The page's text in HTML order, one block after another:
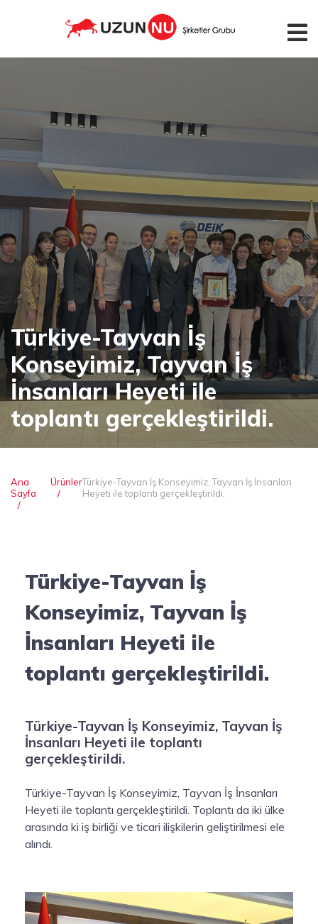
Türkiye-Tayvan İş
Konseyimiz, Tayvan İş
İnsanları Heyeti ile
toplantı gerçekleştirildi.
Ana
Sayfa
ÜrünlerTürkiye-Tayvan İş Konseyimiz, Tayvan İş İnsanları
Heyeti ile toplantı gerçekleştirildi.
Türkiye-Tayvan İş
Konseyimiz, Tayvan İş
İnsanları Heyeti ile
toplantı gerçekleştirildi.
Türkiye-Tayvan İş Konseyimiz, Tayvan İş
İnsanları Heyeti ile toplantı
gerçekleştirildi.
Türkiye-Tayvan İş Konseyimiz, Tayvan İş İnsanları
Heyeti ile toplantı gerçekleştirildi. Toplantı da iki ülke
arasında ki iş birliği ve ticari ilişkilerin geliştirilmesi ele
alındı.